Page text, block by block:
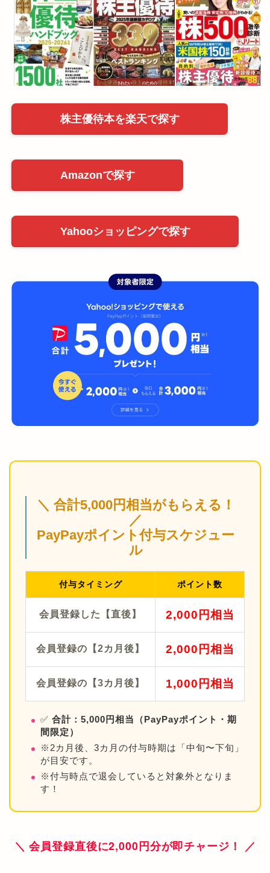
株主優待本を楽天で探す
Amazonで探す
Yahooショッピングで探す
＼ 合計5,000円相当がもらえる！
／
PayPayポイント付与スケジュー
ル
付与タイミング ポイント数
会員登録した【直後】 2,000円相当
会員登録の【2カ月後】 2,000円相当
会員登録の【3カ月後】 1,000円相当
✅ 合計：5,000円相当（PayPayポイント・期
間限定）
※2カ月後、3カ月の付与時期は「中旬〜下旬」
が目安です。
※付与時点で退会していると対象外となりま
す！
＼ 会員登録直後に2,000円分が即チャージ！ ／